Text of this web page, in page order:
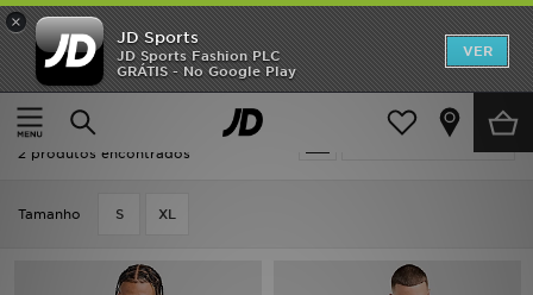
×
JD Sports
JD Sports Fashion PLC
GRÁTIS - No Google Play
VER
Página principal
Homem Roupa de Homem Casacos
Actualizar a pesquisa
Homem - Arc'teryx Casacos
2 produtos encontrados
Tamanho S XL
INÍCIO
Promoções
NOVIDADES